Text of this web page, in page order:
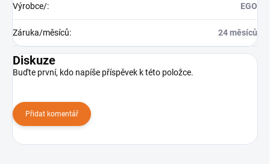
Výrobce/: EGO
Záruka/měsíců: 24 měsíců
Diskuze
Buďte první, kdo napíše příspěvek k této položce.
Přidat komentář